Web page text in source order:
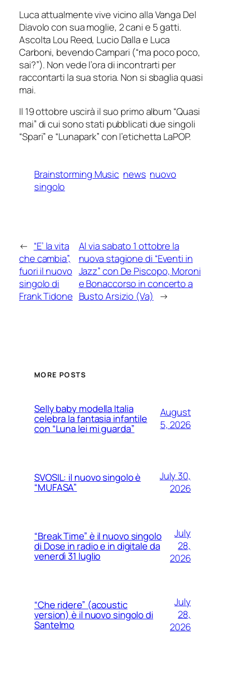
Luca attualmente vive vicino alla Vanga Del
Diavolo con sua moglie, 2 cani e 5 gatti.
Ascolta Lou Reed, Lucio Dalla e Luca
Carboni, bevendo Campari (“ma poco poco,
sai?”). Non vede l’ora di incontrarti per
raccontarti la sua storia. Non si sbaglia quasi
mai.
Il 19 ottobre uscirà il suo primo album “Quasi
mai” di cui sono stati pubblicati due singoli
“Spari” e “Lunapark” con l’etichetta LaPOP.
Brainstorming Music news nuovo
singolo
← “E’ la vita
che cambia”,
fuori il nuovo
singolo di
Frank Tidone
Al via sabato 1 ottobre la
nuova stagione di “Eventi in
Jazz” con De Piscopo, Moroni
e Bonaccorso in concerto a
Busto Arsizio (Va) →
MORE POSTS
Selly baby modella Italia
celebra la fantasia infantile
con “Luna lei mi guarda”
August
5, 2026
SVOSIL: il nuovo singolo è
“MUFASA”
July 30,
2026
“Break Time” è il nuovo singolo
di Dose in radio e in digitale da
venerdì 31 luglio
July
28,
2026
“Che ridere” (acoustic
version) è il nuovo singolo di
Santelmo
July
28,
2026